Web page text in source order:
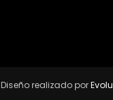
Diseño realizado por